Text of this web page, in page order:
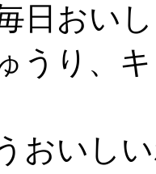
日おい
うり、
おいし